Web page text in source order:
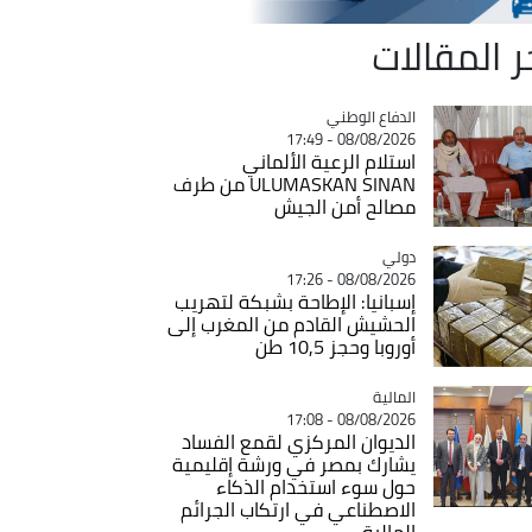
المقالات
Catégorie
الدفاع الوطني
08/08/2026 - 17:49
استلام الرعية الألماني
ULUMASKAN SINAN من طرف
مصالح أمن الجيش
Catégorie
دولي
08/08/2026 - 17:26
إسبانيا: الإطاحة بشبكة لتهريب
الحشيش القادم من المغرب إلى
أوروبا وحجز 10,5 طن
Catégorie
المالية
08/08/2026 - 17:08
الديوان المركزي لقمع الفساد
يشارك بمصر في ورشة إقليمية
حول سوء استخدام الذكاء
الاصطناعي في ارتكاب الجرائم